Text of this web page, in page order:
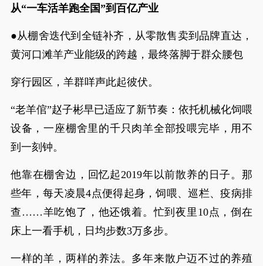
从“一车活羊跑全国”到百亿产业
●从棚舍迭代到全链补齐，从零散售卖到品牌直达，
黄河口滩羊产业能级的跨越，最终落脚于群众腰包
穿行园区，羊群咩声此起彼伏。
“老羊倌”赵子彬早已适应了新节奏：依托机械化饲喂
设备，一座棚舍里的千只肉羊全部投喂完毕，用不
到一刻钟。
他靠在棚舍边，回忆起2019年以前散养的日子。那
些年，每天凌晨4点便得起身，饲喂、巡栏、疫病排
查……羊吃饱了，他还饿着。忙到夜里10点，倒在
床上一看手机，日均步数3万多步。
一样的羊，两样的养法。多年来散户迈不过的养殖